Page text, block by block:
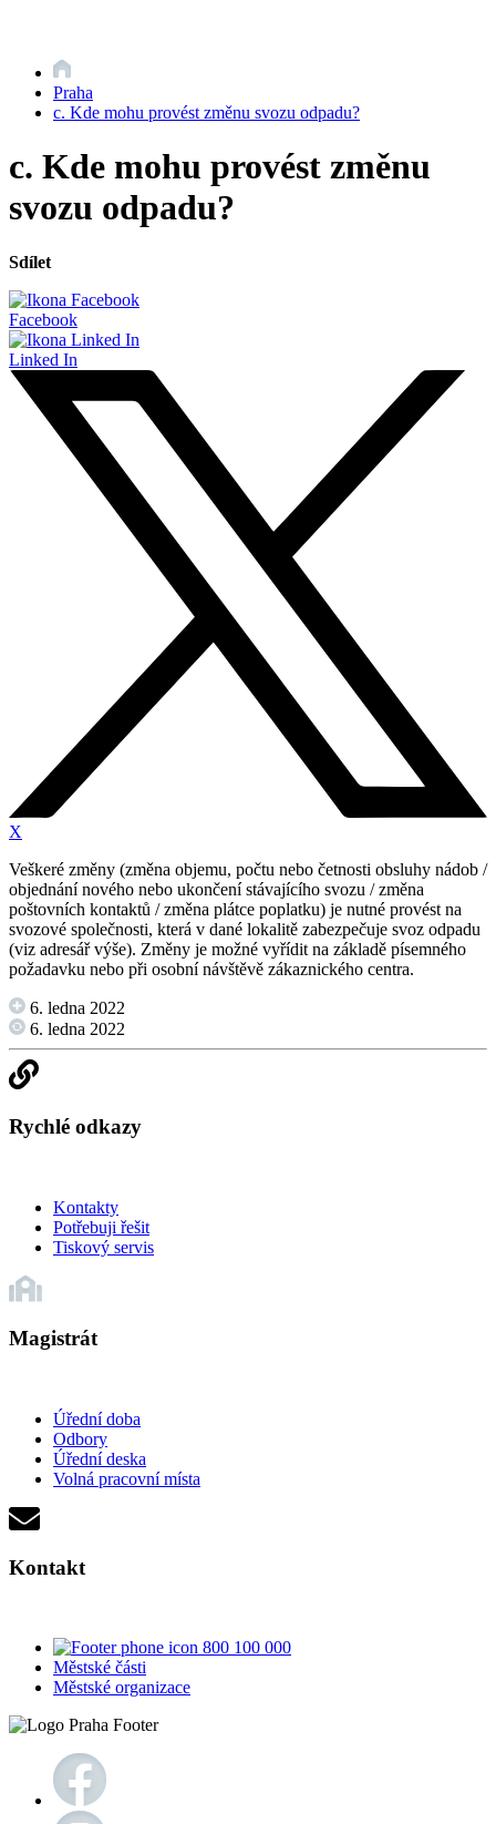
Praha
c. Kde mohu provést změnu svozu odpadu?
c. Kde mohu provést změnu
svozu odpadu?
Sdílet
Facebook
Linked In
X
Veškeré změny (změna objemu, počtu nebo četnosti obsluhy nádob /
objednání nového nebo ukončení stávajícího svozu / změna
poštovních kontaktů / změna plátce poplatku) je nutné provést na
svozové společnosti, která v dané lokalitě zabezpečuje svoz odpadu
(viz adresář výše). Změny je možné vyřídit na základě písemného
požadavku nebo při osobní návštěvě zákaznického centra.
6. ledna 2022
6. ledna 2022
Rychlé odkazy
Kontakty
Potřebuji řešit
Tiskový servis
Magistrát
Úřední doba
Odbory
Úřední deska
Volná pracovní místa
Kontakt
800 100 000
Městské části
Městské organizace